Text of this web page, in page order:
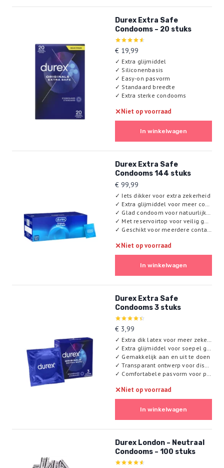
Durex Extra Safe
Condooms – 20 stuks
Gewaardeerd
4.56
uit 5
€ 19,99
✓ Extra glijmiddel
✓ Siliconenbasis
✓ Easy-on pasvorm
✓ Standaard breedte
✓ Extra sterke condooms
✕Niet op voorraad
In winkelwagen
Durex Extra Safe
Condooms 144 stuks
€ 99,99
✓ Iets dikker voor extra zekerheid
✓ Extra glijmiddel voor meer comfort
✓ Glad condoom voor natuurlijk gevoel
✓ Met reservoirtop voor veilig gebruik
✓ Geschikt voor meerdere contactvormen
✕Niet op voorraad
In winkelwagen
Durex Extra Safe
Condooms 3 stuks
Gewaardeerd
4.43
uit 5
€ 3,99
✓ Extra dik latex voor meer zekerheid
✓ Extra glijmiddel voor soepel gebruik
✓ Gemakkelijk aan en uit te doen
✓ Transparant ontwerp voor discretie
✓ Comfortabele pasvorm voor prettig gebruik
✕Niet op voorraad
In winkelwagen
Durex London – Neutraal
Condooms – 100 stuks